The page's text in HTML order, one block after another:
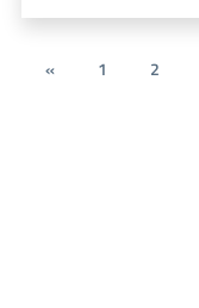
« 1 2